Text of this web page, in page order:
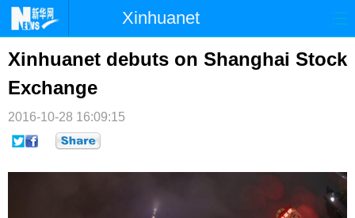
Xinhuanet
首页 时政 国际 港澳
台湾
纪检 体育
文娱
Xinhuanet debuts on Shanghai Stock
Exchange
2016-10-28 16:09:15